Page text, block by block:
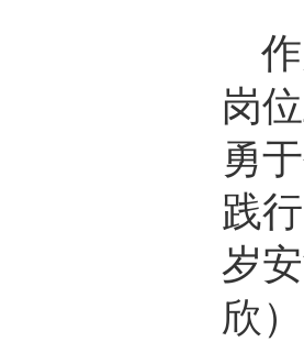
作
岗
勇
践
岁
欣 ）